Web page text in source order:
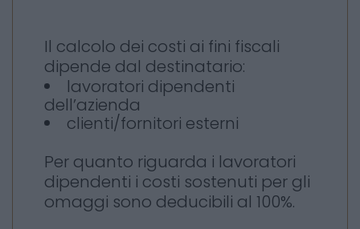
Il calcolo dei costi ai fini fiscali
dipende dal destinatario:
lavoratori dipendenti
dell’azienda
clienti/fornitori esterni
Per quanto riguarda i lavoratori
dipendenti i costi sostenuti per gli
omaggi sono deducibili al 100%.